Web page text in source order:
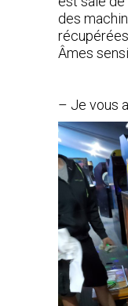
des
récupérées.
Âmes
– Je vous